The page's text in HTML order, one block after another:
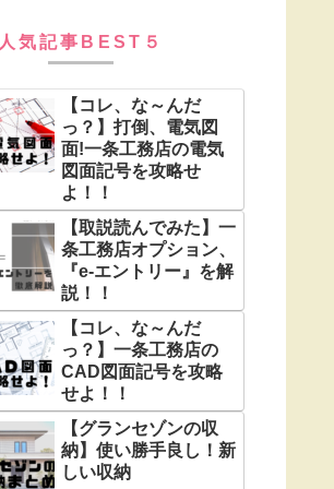
人気記事BEST５
【コレ、な～んだ
っ？】打倒、電気図
面!一条工務店の電気
図面記号を攻略せ
よ！！
【取説読んでみた】一
条工務店オプション、
『e-エントリー』を解
説！！
【コレ、な～んだ
っ？】一条工務店の
CAD図面記号を攻略
せよ！！
【グランセゾンの収
納】使い勝手良し！新
しい収納